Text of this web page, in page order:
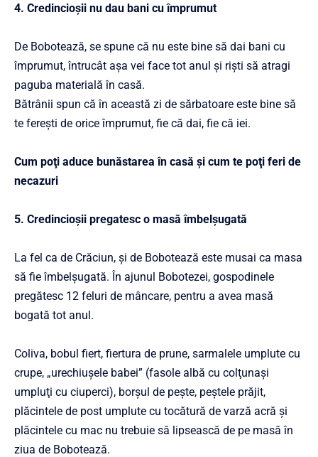
4. Credincioşii nu dau bani cu împrumut
De Bobotează, se spune că nu este bine să dai bani cu
împrumut, întrucât aşa vei face tot anul şi rişti să atragi
paguba materială în casă.
Bătrânii spun că în această zi de sărbatoare este bine să
te fereşti de orice împrumut, fie că dai, fie că iei.
Cum poţi aduce bunăstarea în casă şi cum te poţi feri de
necazuri
5. Credincioşii pregatesc o masă îmbelşugată
La fel ca de Crăciun, şi de Bobotează este musai ca masa
să fie îmbelşugată. În ajunul Bobotezei, gospodinele
pregătesc 12 feluri de mâncare, pentru a avea masă
bogată tot anul.
Coliva, bobul fiert, fiertura de prune, sarmalele umplute cu
crupe, „urechiuşele babei” (fasole albă cu colţunaşi
umpluţi cu ciuperci), borşul de peşte, peştele prăjit,
plăcintele de post umplute cu tocătură de varză acră şi
plăcintele cu mac nu trebuie să lipsească de pe masă în
ziua de Bobotează.